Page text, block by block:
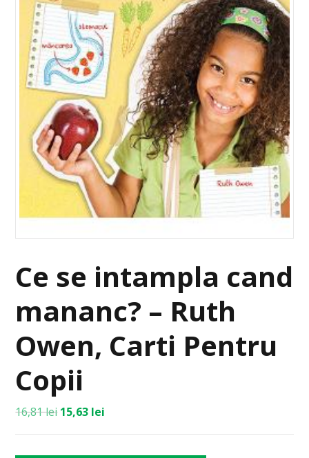
Ce se intampla cand
mananc? – Ruth
Owen, Carti Pentru
Copii
16,81lei 15,63 lei